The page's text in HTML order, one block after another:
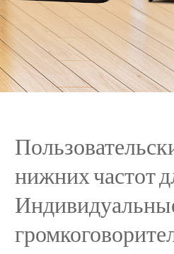
нижних частот